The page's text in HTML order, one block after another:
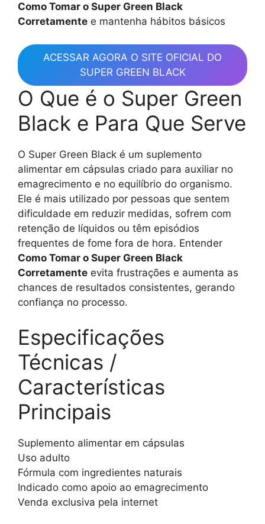
Como Tomar o Super Green Black
Corretamente e mantenha hábitos básicos
ACESSAR AGORA O SITE OFICIAL DO
SUPER GREEN BLACK
O Que é o Super Green
Black e Para Que Serve
O Super Green Black é um suplemento
alimentar em cápsulas criado para auxiliar no
emagrecimento e no equilíbrio do organismo.
Ele é mais utilizado por pessoas que sentem
dificuldade em reduzir medidas, sofrem com
retenção de líquidos ou têm episódios
frequentes de fome fora de hora. Entender
Como Tomar o Super Green Black
Corretamente evita frustrações e aumenta as
chances de resultados consistentes, gerando
confiança no processo.
Especificações
Técnicas /
Características
Principais
Suplemento alimentar em cápsulas
Uso adulto
Fórmula com ingredientes naturais
Indicado como apoio ao emagrecimento
Venda exclusiva pela internet